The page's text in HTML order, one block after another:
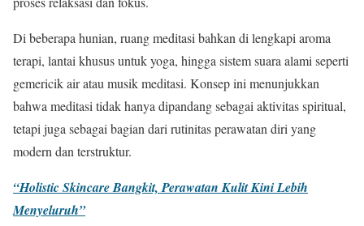
Di beberapa hunian, ruang meditasi bahkan di lengkapi aroma
terapi, lantai khusus untuk yoga, hingga sistem suara alami seperti
gemericik air atau musik meditasi. Konsep ini menunjukkan
bahwa meditasi tidak hanya dipandang sebagai aktivitas spiritual,
tetapi juga sebagai bagian dari rutinitas perawatan diri yang
modern dan terstruktur.
“Holistic Skincare Bangkit, Perawatan Kulit Kini Lebih
Menyeluruh”